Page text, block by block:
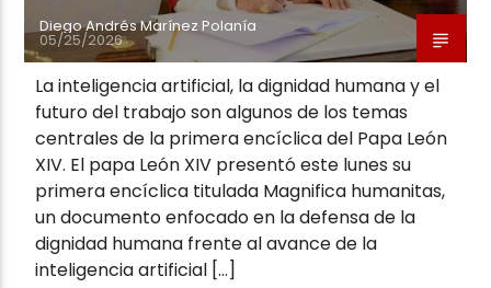
Diego Andrés Marínez Polanía
05/25/2026
La inteligencia artificial, la dignidad humana y el
futuro del trabajo son algunos de los temas
centrales de la primera encíclica del Papa León
XIV. El papa León XIV presentó este lunes su
primera encíclica titulada Magnifica humanitas,
un documento enfocado en la defensa de la
dignidad humana frente al avance de la
inteligencia artificial […]